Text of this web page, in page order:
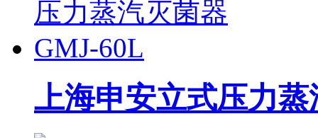
上海申安立式压力